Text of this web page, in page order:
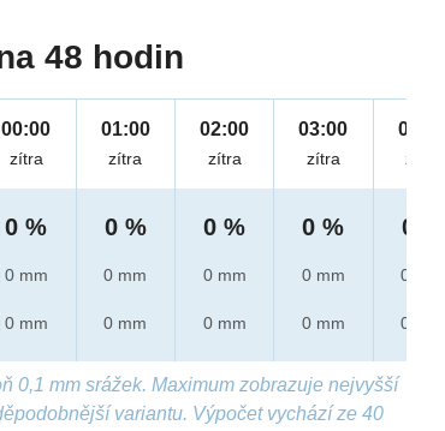
48 hodin
00:00
zítra
0 %
0 mm
0 mm
01:00
zítra
0 %
0 mm
0 mm
02:00
zítra
0 %
0 mm
0 mm
03:00
zítra
0 %
0 mm
0 mm
04:00
zítra
0 %
0 mm
0 mm
0,1 mm srážek. Maximum zobrazuje nejvyšší
variantu. Výpočet vychází ze 40